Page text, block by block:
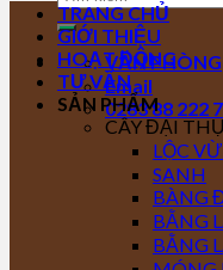
VĂN PHÒNG
Email
0283 88 222
TRANG CHỦ
GIỚI THIỆU
HOẠT ĐỘNG
TƯ VẤN
SẢN PHẨM
CÂY ĐẠI
LỘC
SANH
BÀNG
BẰNG
BẰNG